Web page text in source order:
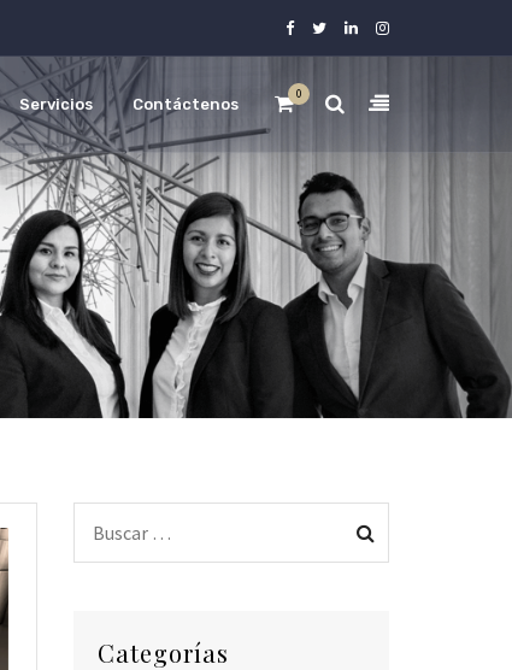
0
Servicios Contáctenos
Categorías